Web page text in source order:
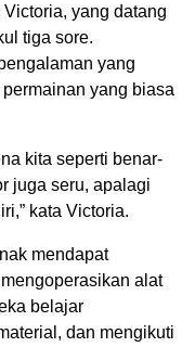
yang datang
tiga sore.
yang
yang biasa
kita seperti benar-
juga seru, apalagi
kata Victoria.
mendapat
alat
belajar
dan mengikuti